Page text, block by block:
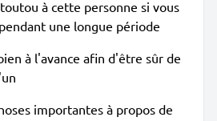
à cette personne si vous
une longue période
à l'avance afin d'être sûr de
importantes à propos de